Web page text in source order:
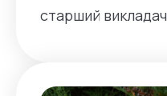
старший викладач